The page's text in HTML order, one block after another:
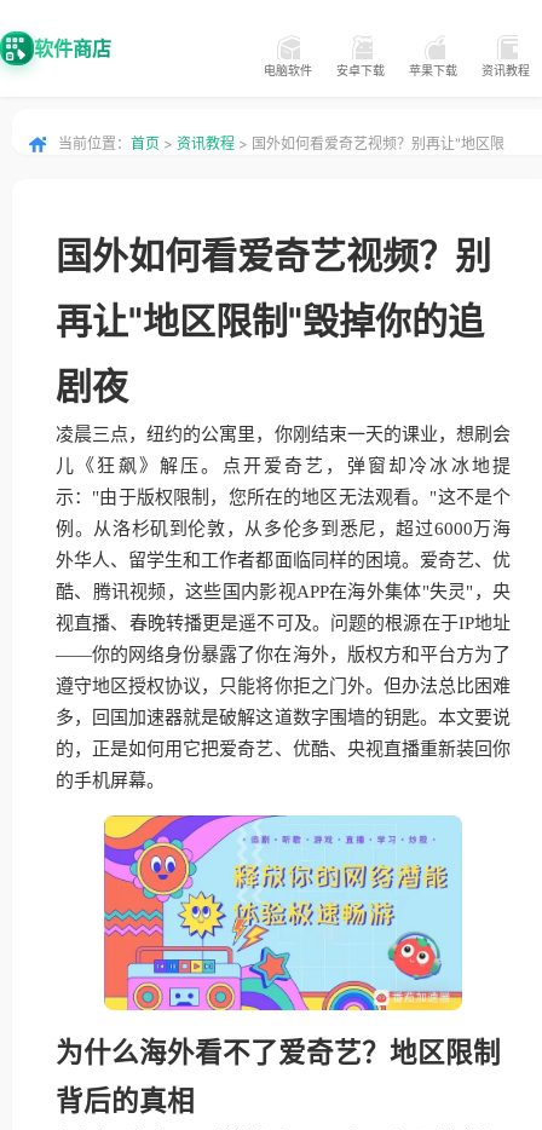
软件商店
电脑软件 安卓下载 苹果下载 资讯教程
当前位置： 首页 > 资讯教程 > 国外如何看爱奇艺视频？别再让"地区限
国外如何看爱奇艺视频？别
再让"地区限制"毁掉你的追
剧夜
凌晨三点，纽约的公寓里，你刚结束一天的课业，想刷会
儿《狂飙》解压。点开爱奇艺，弹窗却冷冰冰地提
示："由于版权限制，您所在的地区无法观看。"这不是个
例。从洛杉矶到伦敦，从多伦多到悉尼，超过6000万海
外华人、留学生和工作者都面临同样的困境。爱奇艺、优
酷、腾讯视频，这些国内影视APP在海外集体"失灵"，央
视直播、春晚转播更是遥不可及。问题的根源在于IP地址
——你的网络身份暴露了你在海外，版权方和平台方为了
遵守地区授权协议，只能将你拒之门外。但办法总比困难
多，回国加速器就是破解这道数字围墙的钥匙。本文要说
的，正是如何用它把爱奇艺、优酷、央视直播重新装回你
的手机屏幕。
为什么海外看不了爱奇艺？地区限制
背后的真相